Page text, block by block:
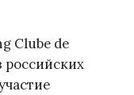
Clube de